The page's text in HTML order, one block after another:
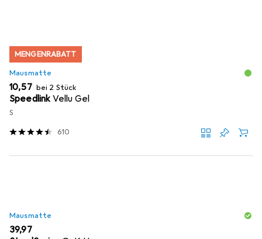
MENGENRABATT
Mausmatte
EUR
10,57 bei 2 Stück
SpeedlinkVellu Gel
S
610
Mausmatte
EUR
39,97